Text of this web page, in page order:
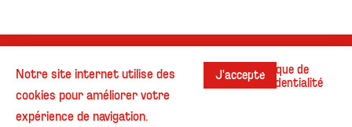
© Henri Beaufour - Tous droits réservés.
InstagramContact CookiesConditions générales d’utilisation
Politique de confidentialité
Notre site internet utilise des
cookies pour améliorer votre
expérience de navigation.
J'acceptePolitique de
confidentialité